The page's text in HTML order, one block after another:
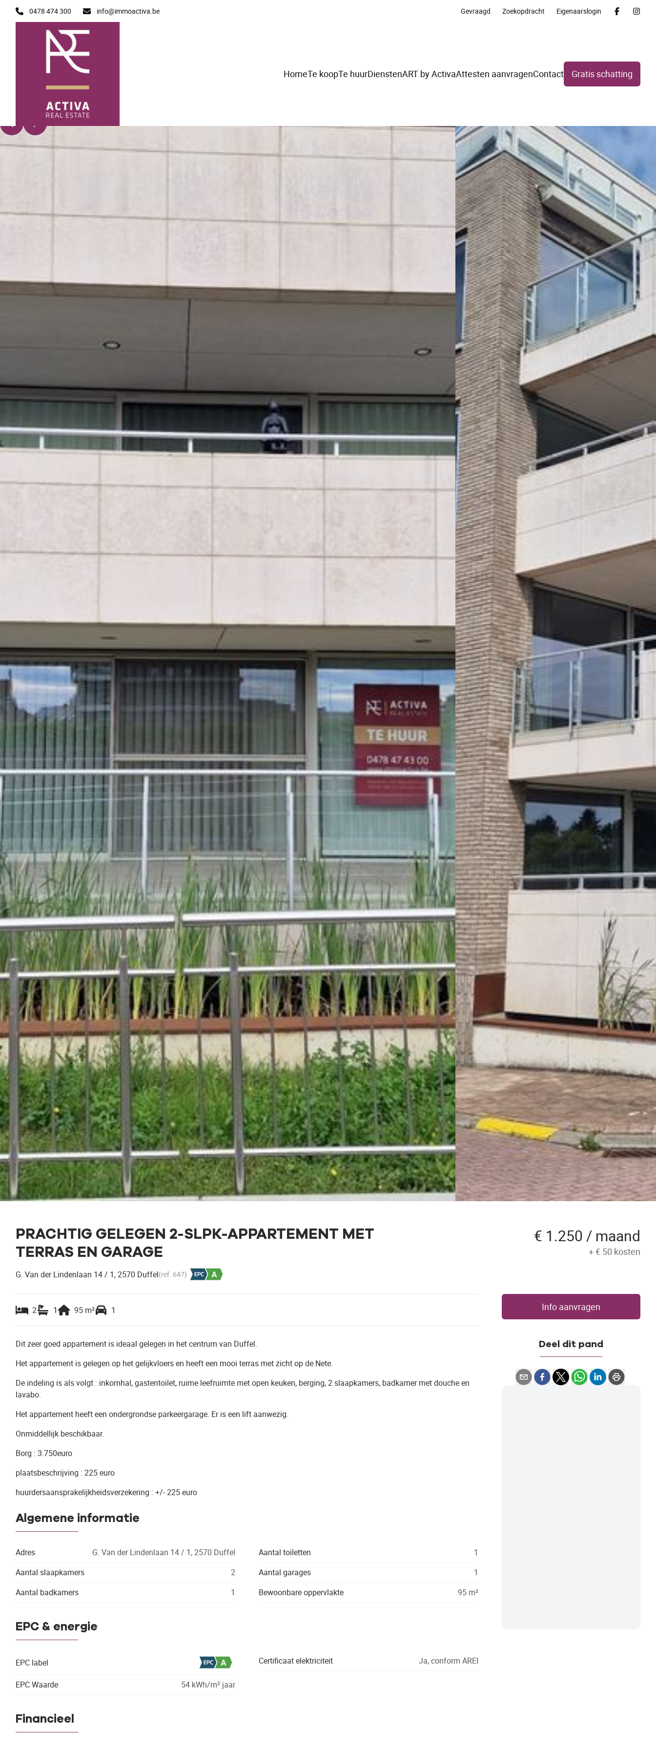
Ga naar hoofdinhoud
0478 474 300 info@immoactiva.be Gevraagd Zoekopdracht Eigenaarslogin
HomeTe koopTe huurDienstenART by ActivaAttesten aanvragenContact Gratis schatting
PRACHTIG GELEGEN 2-SLPK-APPARTEMENT MET
TERRAS EN GARAGE
€ 1.250 / maand
+€ 50 kosten
G. Van der Lindenlaan 14 / 1, 2570 Duffel(ref. 647)
2 1 95 m² 1
Dit zeer goed appartement is ideaal gelegen in het centrum van Duffel.
Het appartement is gelegen op het gelijkvloers en heeft een mooi terras met zicht op de Nete.
De indeling is als volgt : inkomhal, gastentoilet, ruime leefruimte met open keuken, berging, 2 slaapkamers, badkamer met douche en
lavabo.
Het appartement heeft een ondergrondse parkeergarage. Er is een lift aanwezig.
Onmiddellijk beschikbaar.
Borg : 3.750euro
plaatsbeschrijving : 225 euro
huurdersaansprakelijkheidsverzekering : +/- 225 euro
Algemene informatie
Adres G. Van der Lindenlaan 14 / 1, 2570 Duffel Aantal toiletten
1
Aantal slaapkamers
2 Aantal garages
1
Aantal badkamers
1 Bewoonbare oppervlakte 95 m²
EPC & energie
EPC label Certificaat elektriciteit Ja, conform AREI
EPC Waarde 54 kWh/m² jaar
Financieel
Info aanvragen
Deel dit pand